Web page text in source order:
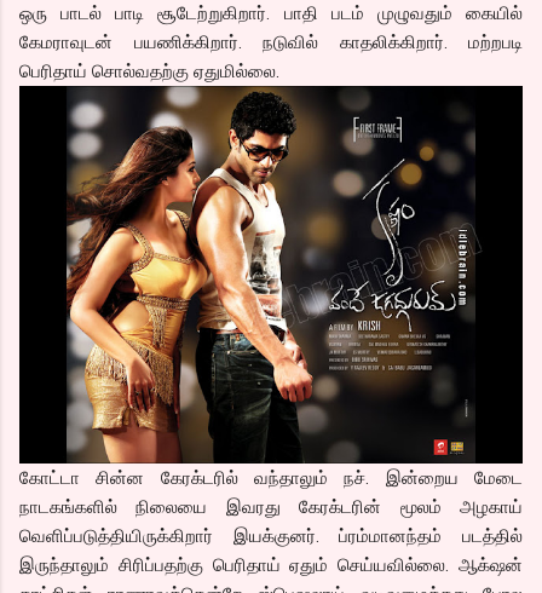
ஒரு பாடல் பாடி சூடேற்றுகிறார். பாதி படம் முழுவதும் கையில்
கேமராவுடன் பயணிக்கிறார். நடுவில் காதலிக்கிறார். மற்றபடி
பெரிதாய் சொல்வதற்கு ஏதுமில்லை.
கோட்டா சின்ன கேரக்டரில் வந்தாலும் நச். இன்றைய மேடை
நாடகங்களில் நிலையை இவரது கேரக்டரின் மூலம் அழகாய்
வெளிப்படுத்தியிருக்கிறார் இயக்குனர். ப்ரம்மானந்தம் படத்தில்
இருந்தாலும் சிரிப்பதற்கு பெரிதாய் ஏதும் செய்யவில்லை. ஆக்‌ஷன்